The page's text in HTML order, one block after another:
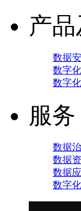
产
数据
数字
数字
服务
数据
数据
数据
数字